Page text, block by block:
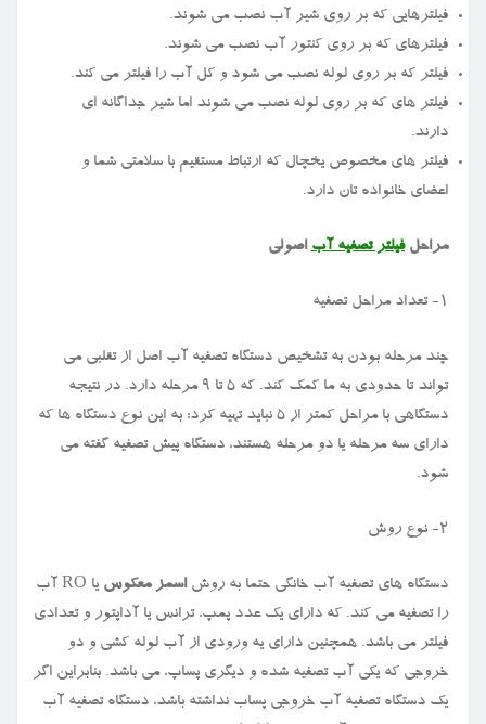
فیلترهایی که بر روی شیر آب نصب می شوند.
فیلترهای که بر روی کنتور آب نصب می شوند.
فیلتر که بر روی لوله نصب می شود و کل آب را فیلتر می کند.
فیلتر های که بر روی لوله نصب می شوند اما شیر جداگانه ای
دارند.
فیلتر های مخصوص یخچال که ارتباط مستقیم با سلامتی شما و
اعضای خانواده تان دارد.
مراحلفیلتر تصفیه آب اصولی
1- تعداد مراحل تصفیه
چند مرحله بودن به تشخیص دستگاه تصفیه آب اصل از تقلبی می
تواند تا حدودی به ما کمک کند. که ۵ تا ۹ مرحله دارد. در نتیجه
دستگاهی با مراحل کمتر از ۵ نباید تهیه کرد؛ به این نوع دستگاه ها که
دارای سه مرحله یا دو مرحله هستند، دستگاه پیش تصفیه گفته می
شود.
2- نوع روش
دستگاه های تصفیه آب خانگی حتما به روشاسمز معکوس یا RO آب
را تصفیه می کند. که دارای یک عدد پمپ، ترانس یا آداپتور و تعدادی
فیلتر می باشد. همچنین دارای یه ورودی از آب لوله کشی و دو
خروجی که یکی آب تصفیه شده و دیگری پساپ، می باشد. بنابراین اگر
یک دستگاه تصفیه آب خروجی پساب نداشته باشد، دستگاه تصفیه آب